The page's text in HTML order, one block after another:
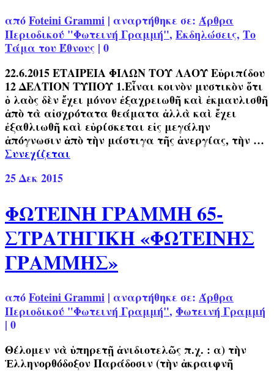
απόFoteini Grammi | αναρτήθηκε σε: Άρθρα
Περιοδικού "Φωτεινή Γραμμή", Εκδηλώσεις, Το
Τάμα του Έθνους | 0
22.6.2015 ΕΤΑΙΡΕΙΑ ΦΙΛΩΝ ΤΟΥ ΛΑΟΥ Εὐριπίδου
12 ΔΕΛΤΙΟΝ ΤΥΠΟΥ 1.Εἶναι κοινὸν μυστικὸν ὅτι
ὁ λαὸς δὲν ἔχει μόνον ἐξαχρειωθῆ καὶ ἐκμαυλισθῆ
ἀπὸ τὰ αἰσχρότατα θεάματα ἀλλὰ καὶ ἔχει
ἐξαθλιωθῆ καὶ εὑρίσκεται εἰς μεγάλην
ἀπόγνωσιν ἀπὸ τὴν μάστιγα τῆς ἀνεργίας, τὴν …
Συνεχίζεται
25Δεκ 2015
ΦΩΤΕΙΝΗ ΓΡΑΜΜΗ 65-
ΣΤΡΑΤΗΓΙΚΗ «ΦΩΤΕΙΝΗΣ
ΓΡΑΜΜΗΣ»
απόFoteini Grammi | αναρτήθηκε σε: Άρθρα
Περιοδικού "Φωτεινή Γραμμή", Φωτεινή Γραμμή
| 0
Θέλομεν νὰ ὑπηρετῇ ἀνιδιοτελῶς π.χ. : α) τὴν
Ἑλληνορθόδοξον Παράδοσιν (τὴν ἀκραιφνῆ